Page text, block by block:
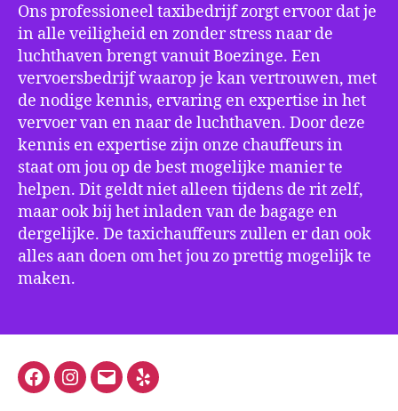
Ons professioneel taxibedrijf zorgt ervoor dat je
in alle veiligheid en zonder stress naar de
luchthaven brengt vanuit Boezinge. Een
vervoersbedrijf waarop je kan vertrouwen, met
de nodige kennis, ervaring en expertise in het
vervoer van en naar de luchthaven. Door deze
kennis en expertise zijn onze chauffeurs in
staat om jou op de best mogelijke manier te
helpen. Dit geldt niet alleen tijdens de rit zelf,
maar ook bij het inladen van de bagage en
dergelijke. De taxichauffeurs zullen er dan ook
alles aan doen om het jou zo prettig mogelijk te
maken.
FacebookInstagram
E-
Yelp